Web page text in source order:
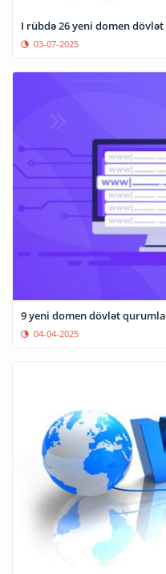
I rübdə 26 yeni domen
03-07-2025
9 yeni domen dövlət
04-04-2025